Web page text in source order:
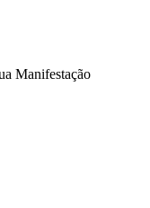
Manifestação